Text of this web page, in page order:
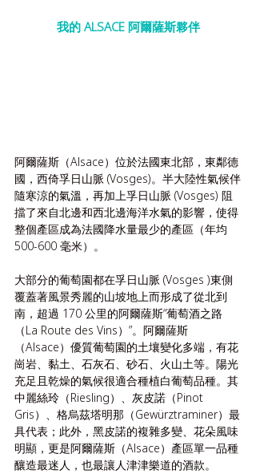
我的 ALSACE ​阿爾薩斯夥伴
阿爾薩斯（Alsace）位於法國東北部，東鄰德
國，西倚孚日山脈 (Vosges)。半大陸性氣候伴
隨寒涼的氣溫，再加上孚日山脈 (Vosges) 阻
擋了來自北邊和西北邊海洋水氣的影響，使得
整個產區成為法國降水量最少的產區（年均
500-600 毫米）。
大部分的葡萄園都在孚日山脈 (Vosges )東側
覆蓋著風景秀麗的山坡地上而形成了從北到
南，超過 170 公里的阿爾薩斯“葡萄酒之路
（La Route des Vins）”。阿爾薩斯
（Alsace）優質葡萄園的土壤變化多端，有花
崗岩、黏土、石灰石、砂石、火山土等。陽光
充足且乾燥的氣候很適合種植白葡萄品種。其
中麗絲玲（Riesling）、灰皮諾（Pinot
Gris）、格烏茲塔明那（Gewürztraminer）最
具代表；此外，黑皮諾的複雜多變、花朵風味
明顯，更是阿爾薩斯（Alsace）產區單一品種
釀造最迷人，也最讓人津津樂道的酒款。